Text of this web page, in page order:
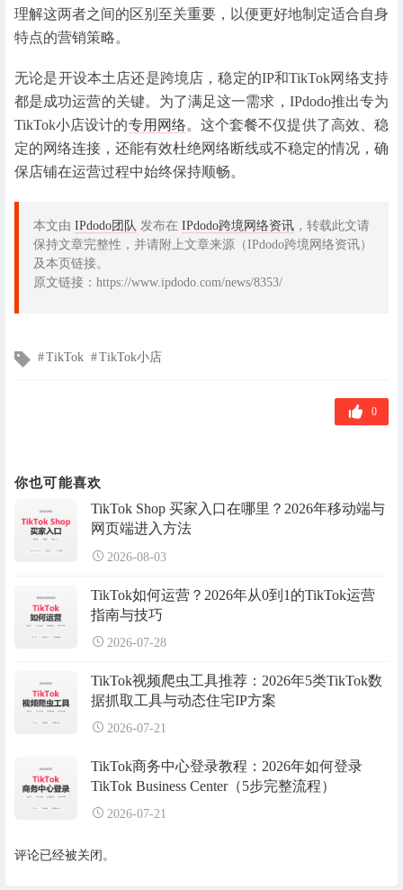
理解这两者之间的区别至关重要，以便更好地制定适合自身
特点的营销策略。
无论是开设本土店还是跨境店，稳定的IP和TikTok网络支持
都是成功运营的关键。为了满足这一需求，IPdodo推出专为
TikTok小店设计的专用网络。这个套餐不仅提供了高效、稳
定的网络连接，还能有效杜绝网络断线或不稳定的情况，确
保店铺在运营过程中始终保持顺畅。
本文由 IPdodo团队 发布在 IPdodo跨境网络资讯 ，转载此文请
保持文章完整性，并请附上文章来源（IPdodo跨境网络资讯）
及本页链接。
原文链接：https://www.ipdodo.com/news/8353/
文TikTok TikTok小店
0
你也可能喜欢
TikTok Shop 买家入口在哪里？2026年移动端与
网页端进入方法
2026-08-03
TikTok如何运营？2026年从0到1的TikTok运营
指南与技巧
2026-07-28
TikTok视频爬虫工具推荐：2026年5类TikTok数
据抓取工具与动态住宅IP方案
2026-07-21
TikTok商务中心登录教程：2026年如何登录
TikTok Business Center（5步完整流程）
2026-07-21
评论已经被关闭。